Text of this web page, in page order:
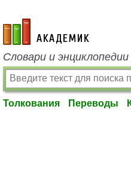
academic.ru
Словари и
Толкования Переводы